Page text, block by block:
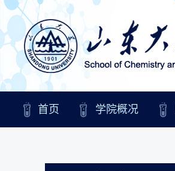
首页 学院概况